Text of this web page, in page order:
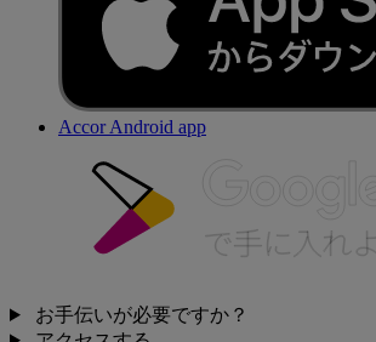
Accor Android app
お手伝いが必要ですか？